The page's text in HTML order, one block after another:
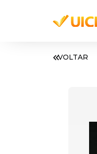
VOLTAR